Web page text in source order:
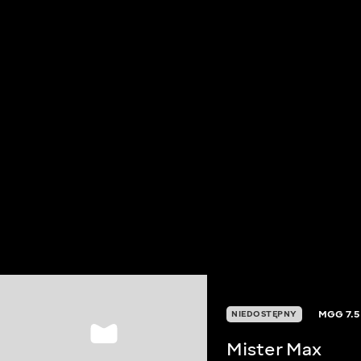
NIEDOSTĘPNY MGG7.5
Mister Max